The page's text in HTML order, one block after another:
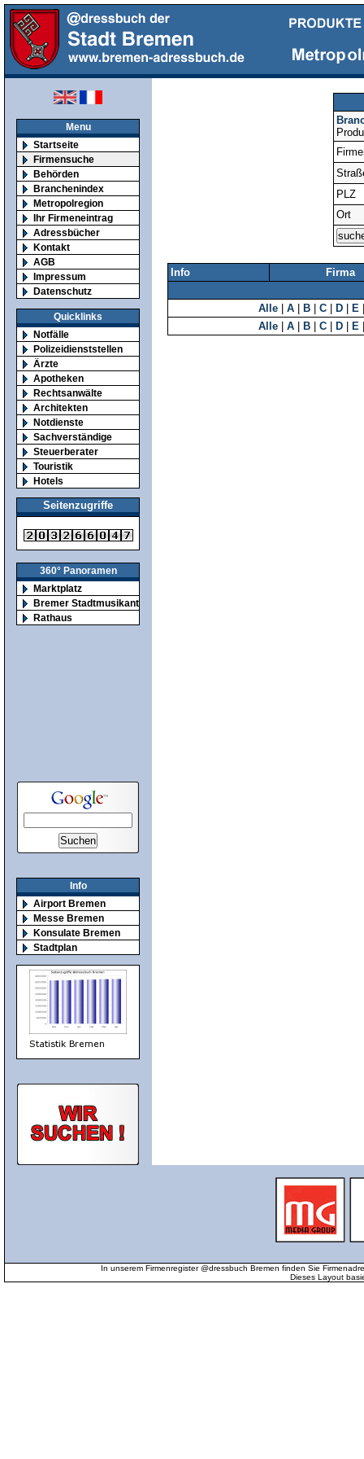
Menu
Startseite
Firmensuche
Behörden
Branchenindex
Metropolregion
Ihr Firmeneintrag
Adressbücher
Kontakt
AGB
Impressum
Datenschutz
Quicklinks
Notfälle
Polizeidienststellen
Ärzte
Apotheken
Rechtsanwälte
Architekten
Notdienste
Sachverständige
Steuerberater
Touristik
Hotels
Seitenzugriffe
360° Panoramen
Marktplatz
Bremer Stadtmusikanten
Rathaus
Info
Airport Bremen
Messe Bremen
Konsulate Bremen
Stadtplan
PLZ
Ort
Info Firma
Alle A B C D E
Alle
A B C D E
In unserem Firmenregister @dressbuch Bremen finden Sie
Dieses Layout